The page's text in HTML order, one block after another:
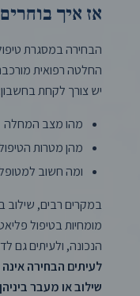
אז איך
הבחירה במסגרת
החלטה רפואית
יש צורך לקחת בחשבון:
מהו מצב המחלה
מהן מטרות
ומה חשוב
במקרים רבים, שילוב
מומחיות בטיפול
הנכונה, ולעיתים גם
לעיתים הבחירה
שילוב או מעבר